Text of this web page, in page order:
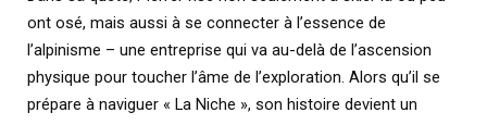
ont osé, mais aussi à se connecter à l’essence de
l’alpinisme – une entreprise qui va au-delà de l’ascension
physique pour toucher l’âme de l’exploration. Alors qu’il se
prépare à naviguer « La Niche », son histoire devient un